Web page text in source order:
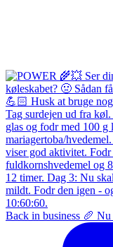
Back in business 🥖